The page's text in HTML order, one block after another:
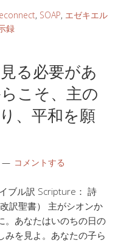
, SOAP, エゼキエル
録
る必要があ
こそ、主の
、平和を願
コメントする
ブル訳 Scripture： 詩
訳聖書） 主がシオンか
。あなたはいのちの日の
みを見よ。あなたの子ら